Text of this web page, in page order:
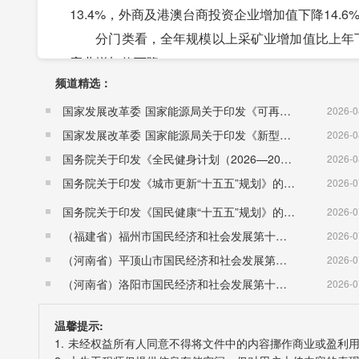
13.4%，外商及港澳台商投资企业增加值下降
分门类看，全年规模以上采矿业增加值比上年
应业增加值下降0.8%。
全年规模以上工业中，石油、煤炭及其他燃料加
业增长35.8%，化学原料和化学制品制造业增长
全年规模以上工业主要产品产量中，饲料59.4万
水泥144.7万吨，增长13.2%;铁合金39.5万吨，
发电量52.9亿千瓦时，下降4.6%。
全年规模以上工业企业产销率99.0%。其中，
销率100.0%，股份制企业产销率99.5%，外商及
全年具有建筑业资质等级的总承包和专业承包
亿元，比上年下降15.0%。
四、固定资产投资
全年固定资产投资比上年增长5.2%。其中，建
分产业看，第一产业投资比上年增长61.6%，第
频道精选：
国家发展改革委 国家能源局关于印发《可再生能源发展“十五五”规划》的通知 （发改能源〔2026〕1067号）
2026-
国家发展改革委 国家能源局关于印发《新型电力系统建设“十五五”规划》的通知​ （发改能源〔2026〕942号） 2026-
国务院关于印发《全民健身计划（2026—2030年）》的通知 （国发〔2026〕26号） 2026-
国务院关于印发《城市更新“十五五”规划》的通知（国发〔2026〕12号） 2026-
国务院关于印发《国民健康“十五五”规划》的通知 （国发〔2026〕23号） 2026-
（福建省）福州市国民经济和社会发展第十五个五年规划纲要 2026-
（河南省）平顶山市国民经济和社会发展第十五个五年规划纲要 2026-
（河南省）洛阳市国民经济和社会发展第十五个五年规划纲要 2026-
温馨提示:
1. 未经权益所有人同意不得将文件中的内容挪作商业或盈利